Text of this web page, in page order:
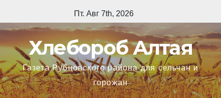
к
Пт. Авг 7th, 2026
Хлебороб Алтая
Газета Рубцовского района для сельчан и
горожан